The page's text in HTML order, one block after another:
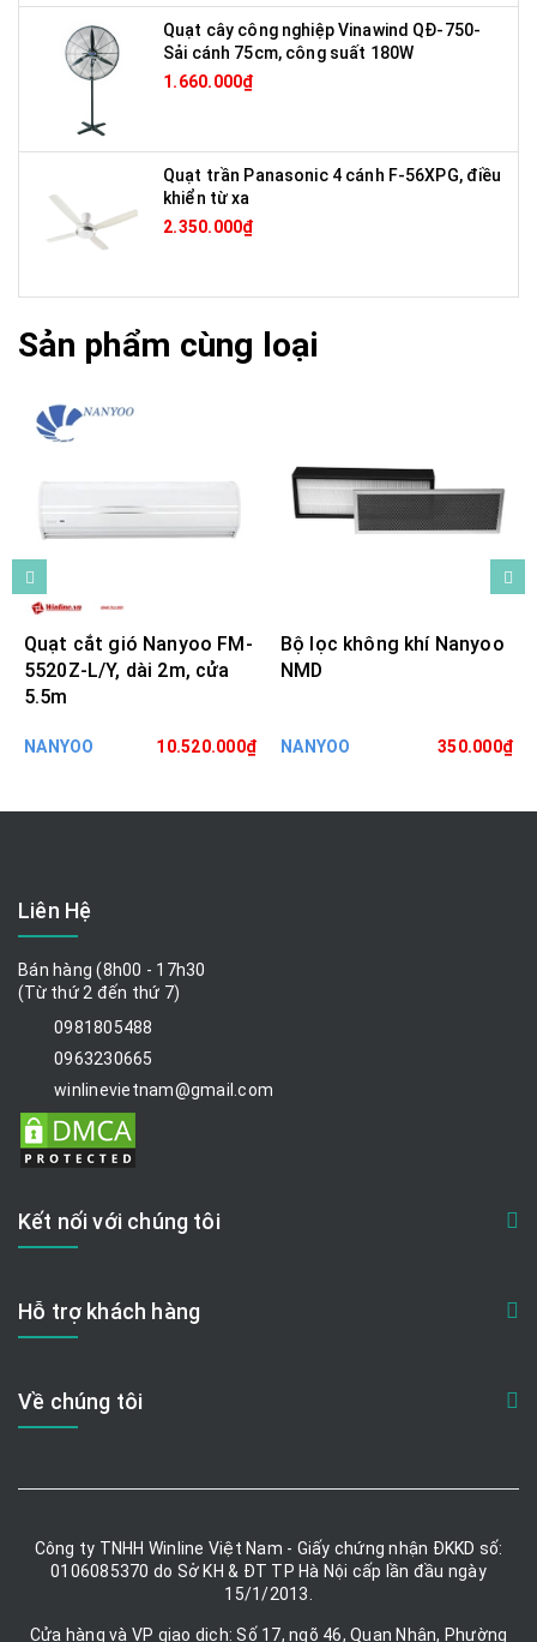
Quạt cây công nghiệp Vinawind QĐ-750-
Sải cánh 75cm, công suất 180W
1.660.000₫
Quạt trần Panasonic 4 cánh F-56XPG, điều
khiển từ xa
2.350.000₫
Sản phẩm cùng loại
Quạt cắt gió Nanyoo FM-
5520Z-L/Y, dài 2m, cửa
5.5m
NANYOO 10.520.000₫
Bộ lọc không khí Nanyoo
NMD
NANYOO 350.000₫
Liên Hệ
Bán hàng (8h00 - 17h30
(Từ thứ 2 đến thứ 7)
0981805488
0963230665
winlinevietnam@gmail.com
Kết nối với chúng tôi
Hỗ trợ khách hàng
Về chúng tôi
Công ty TNHH Winline Việt Nam - Giấy chứng nhận ĐKKD số:
0106085370 do Sở KH & ĐT TP Hà Nội cấp lần đầu ngày
15/1/2013.
Cửa hàng và VP giao dịch: Số 17, ngõ 46, Quan Nhân, Phường